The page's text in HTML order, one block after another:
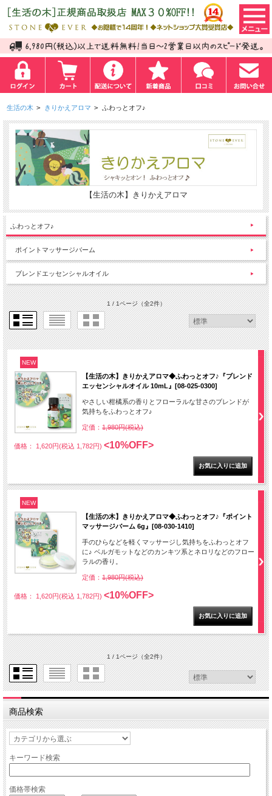
生活の木 > きりかえアロマ > ふわっとオフ♪
【生活の木】きりかえアロマ
ふわっとオフ♪
ポイントマッサージバーム
ブレンドエッセンシャルオイル
1 / 1ページ（全2件）
NEW
【生活の木】きりかえアロマ◆ふわっとオフ♪『ブレンド
エッセンシャルオイル 10mL』[08-025-0300]
やさしい柑橘系の香りとフローラルな甘さのブレンドが
気持ちをふわっとオフ♪
定価： 1,980円(税込)
価格： 1,620円(税込 1,782円) <10%OFF>
NEW
【生活の木】きりかえアロマ◆ふわっとオフ♪『ポイント
マッサージバーム 6g』[08-030-1410]
手のひらなどを軽くマッサージし気持ちをふわっとオフ
に♪ ベルガモットなどのカンキツ系とネロリなどのフロー
ラルの香り。
定価： 1,980円(税込)
価格： 1,620円(税込 1,782円) <10%OFF>
1 / 1ページ（全2件）
商品検索
キーワード検索
価格帯検索